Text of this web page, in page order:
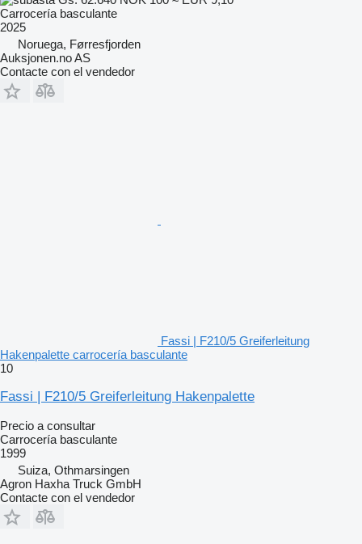
Carrocería basculante
2025
Noruega, Førresfjorden
Auksjonen.no AS
Contacte con el vendedor
Fassi | F210/5 Greiferleitung
Hakenpalette carrocería basculante
10
Fassi | F210/5 Greiferleitung Hakenpalette
Precio a consultar
Carrocería basculante
1999
Suiza, Othmarsingen
Agron Haxha Truck GmbH
Contacte con el vendedor